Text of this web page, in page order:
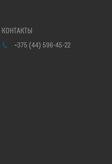
+375 (44) 596-45-22